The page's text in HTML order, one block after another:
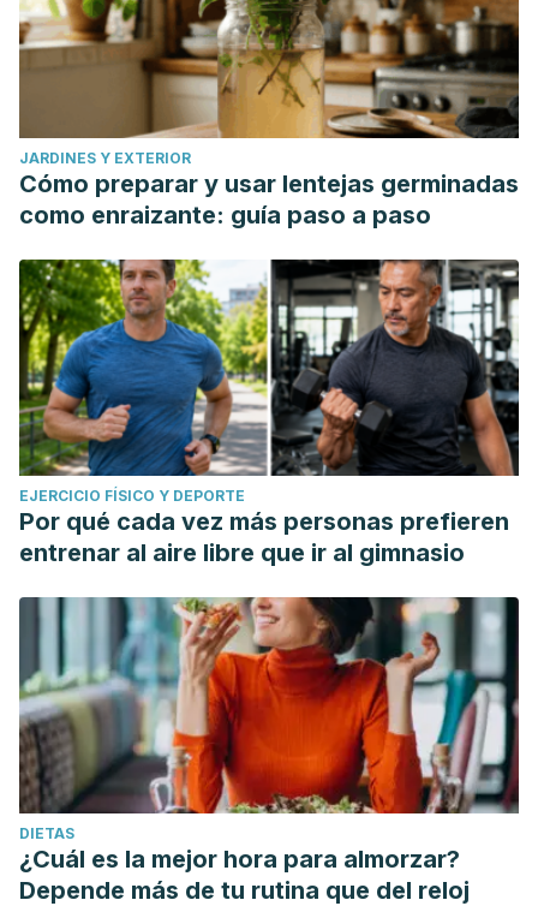
JARDINES Y EXTERIOR
Cómo preparar y usar lentejas germinadas
como enraizante: guía paso a paso
EJERCICIO FÍSICO Y DEPORTE
Por qué cada vez más personas prefieren
entrenar al aire libre que ir al gimnasio
DIETAS
¿Cuál es la mejor hora para almorzar?
Depende más de tu rutina que del reloj